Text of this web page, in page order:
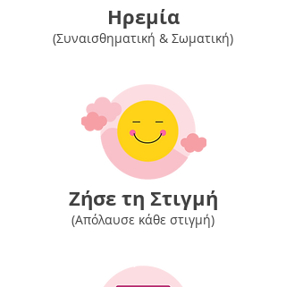
Ηρεμία
(Συναισθηματική & Σωματική)
Ζήσε τη Στιγμή
(Απόλαυσε κάθε στιγμή)